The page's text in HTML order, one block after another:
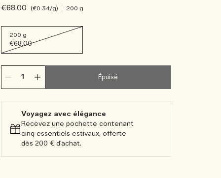
€68.00 €0.34/g 200 g
200 g
€68.00
Épuisé
Voyagez avec élégance​
Recevez une pochette contenant
cinq essentiels estivaux, offerte
dès 200 € d'achat.​